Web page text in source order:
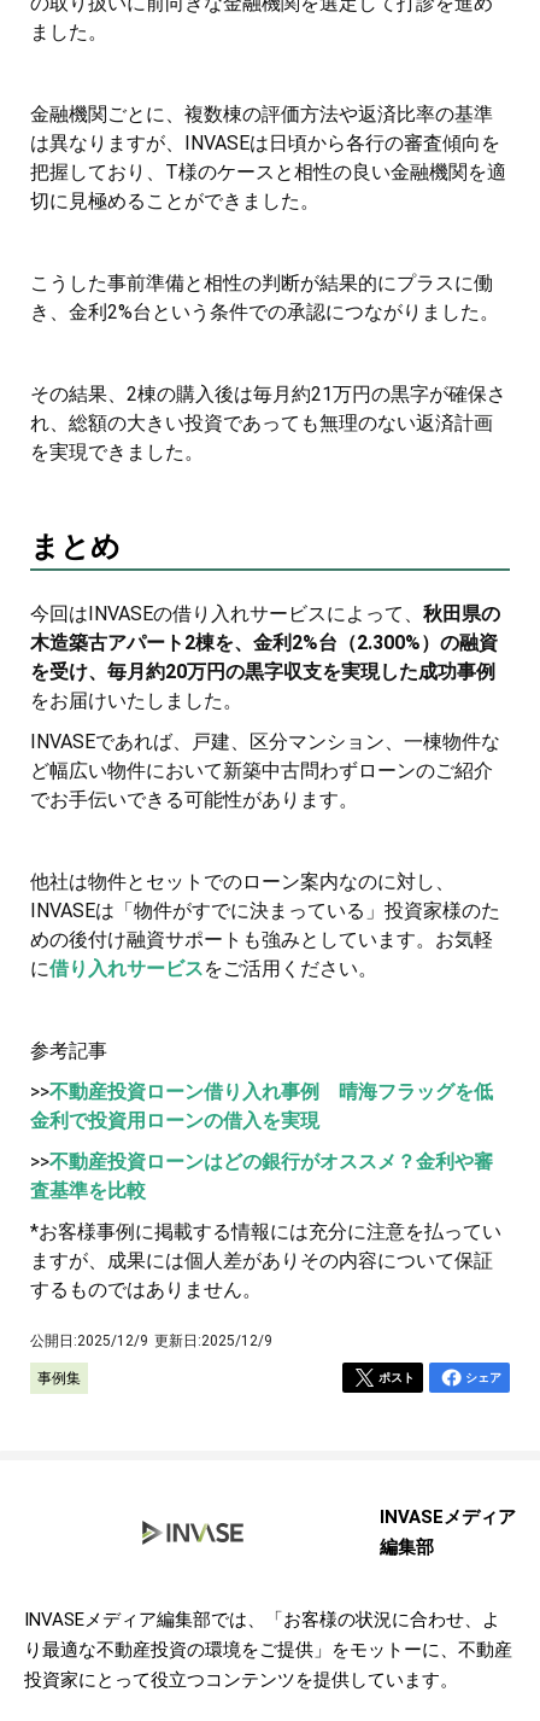
ました。
金融機関ごとに、複数棟の評価方法や返済比率の基準
は異なりますが、INVASEは日頃から各行の審査傾向を
把握しており、T様のケースと相性の良い金融機関を適
切に見極めることができました。
こうした事前準備と相性の判断が結果的にプラスに働
き、金利2%台という条件での承認につながりました。
その結果、2棟の購入後は毎月約21万円の黒字が確保さ
れ、総額の大きい投資であっても無理のない返済計画
を実現できました。
まとめ
今回はINVASEの借り入れサービスによって、 秋田県の
木造築古アパート2棟を、金利2%台（2.300%）の融資
を受け、毎月約20万円の黒字収支を実現した成功事例
をお届けいたしました。
INVASEであれば、戸建、区分マンション、一棟物件な
ど幅広い物件において新築中古問わずローンのご紹介
でお手伝いできる可能性があります。
他社は物件とセットでのローン案内なのに対し、
INVASEは「物件がすでに決まっている」投資家様のた
めの後付け融資サポートも強みとしています。お気軽
に借り入れサービスをご活用ください。
参考記事
>>不動産投資ローン借り入れ事例 晴海フラッグを低
金利で投資用ローンの借入を実現
>>不動産投資ローンはどの銀行がオススメ？金利や審
査基準を比較
*お客様事例に掲載する情報には充分に注意を払ってい
ますが、成果には個人差がありその内容について保証
するものではありません。
公開日:2025/12/9 更新日:2025/12/9
事例集 ポスト シェア
INVASEメディア
編集部
INVASEメディア編集部では、「お客様の状況に合わせ、よ
り最適な不動産投資の環境をご提供」をモットーに、不動産
投資家にとって役立つコンテンツを提供しています。